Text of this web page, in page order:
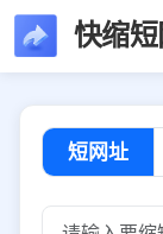
快缩
短网址